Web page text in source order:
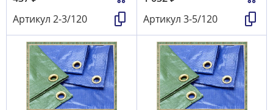
Артикул 2-3/120
Артикул 3-5/120